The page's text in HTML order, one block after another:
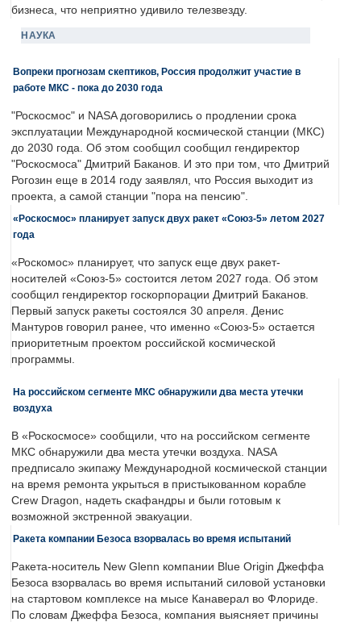
бизнеса, что неприятно удивило телезвезду.
НАУКА
Вопреки прогнозам скептиков, Россия продолжит участие в
работе МКС - пока до 2030 года
"Роскосмос" и NASA договорились о продлении срока
эксплуатации Международной космической станции (МКС)
до 2030 года. Об этом сообщил сообщил гендиректор
"Роскосмоса" Дмитрий Баканов. И это при том, что Дмитрий
Рогозин еще в 2014 году заявлял, что Россия выходит из
проекта, а самой станции "пора на пенсию".
«Роскосмос» планирует запуск двух ракет «Союз-5» летом 2027
года
«Роскомос» планирует, что запуск еще двух ракет-
носителей «Союз-5» состоится летом 2027 года. Об этом
сообщил гендиректор госкорпорации Дмитрий Баканов.
Первый запуск ракеты состоялся 30 апреля. Денис
Мантуров говорил ранее, что именно «Союз-5» остается
приоритетным проектом российской космической
программы.
На российском сегменте МКС обнаружили два места утечки
воздуха
В «Роскосмосе» сообщили, что на российском сегменте
МКС обнаружили два места утечки воздуха. NASA
предписало экипажу Международной космической станции
на время ремонта укрыться в пристыкованном корабле
Crew Dragon, надеть скафандры и были готовым к
возможной экстренной эвакуации.
Ракета компании Безоса взорвалась во время испытаний
Ракета-носитель New Glenn компании Blue Origin Джеффа
Безоса взорвалась во время испытаний силовой установки
на стартовом комплексе на мысе Канаверал во Флориде.
По словам Джеффа Безоса, компания выясняет причины